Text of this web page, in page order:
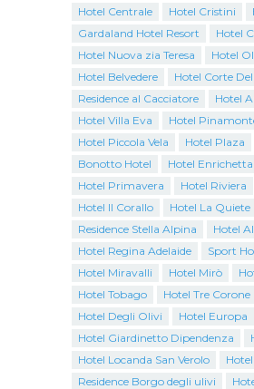
Hotel Centrale
Hotel Cristini
Gardaland Hotel Resort
Hotel
Hotel Nuova zia Teresa
Hotel
Hotel Belvedere
Hotel Corte
Residence al Cacciatore
Hotel
Hotel Villa Eva
Hotel
Hotel Piccola Vela
Hotel Plaza
Bonotto Hotel
Hotel Enrichetta
Hotel Primavera
Hotel Riviera
Hotel Il Corallo
Hotel La Quiete
Residence Stella Alpina
Hotel
Hotel Regina Adelaide
Sport
Hotel Miravalli
Hotel Mirò
Hotel Tobago
Hotel Tre Corone
Hotel Degli Olivi
Hotel Europa
Hotel Giardinetto Dipendenza
Hotel Locanda San Verolo
Residence Borgo degli ulivi